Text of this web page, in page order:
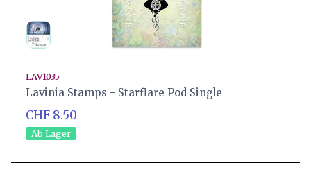
LAV1035
Lavinia Stamps - Starflare Pod Single
CHF 8.50
Ab Lager